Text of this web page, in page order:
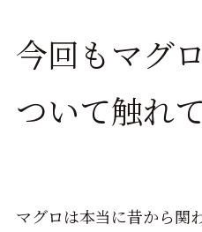
今回もマグ
ついて触れ
マグロは本当に昔から関